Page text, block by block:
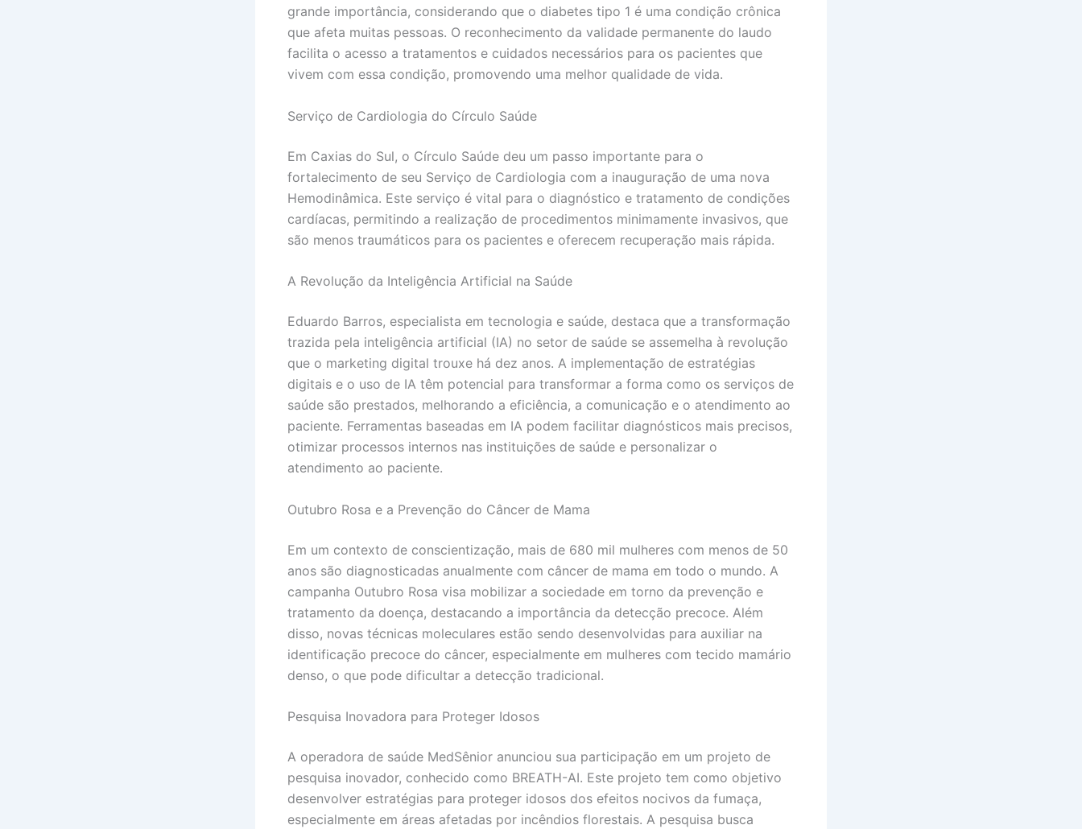
grande importância, considerando que o diabetes tipo 1 é uma condição crônica
que afeta muitas pessoas. O reconhecimento da validade permanente do laudo
facilita o acesso a tratamentos e cuidados necessários para os pacientes que
vivem com essa condição, promovendo uma melhor qualidade de vida.
Serviço de Cardiologia do Círculo Saúde
Em Caxias do Sul, o Círculo Saúde deu um passo importante para o
fortalecimento de seu Serviço de Cardiologia com a inauguração de uma nova
Hemodinâmica. Este serviço é vital para o diagnóstico e tratamento de condições
cardíacas, permitindo a realização de procedimentos minimamente invasivos, que
são menos traumáticos para os pacientes e oferecem recuperação mais rápida.
A Revolução da Inteligência Artificial na Saúde
Eduardo Barros, especialista em tecnologia e saúde, destaca que a transformação
trazida pela inteligência artificial (IA) no setor de saúde se assemelha à revolução
que o marketing digital trouxe há dez anos. A implementação de estratégias
digitais e o uso de IA têm potencial para transformar a forma como os serviços de
saúde são prestados, melhorando a eficiência, a comunicação e o atendimento ao
paciente. Ferramentas baseadas em IA podem facilitar diagnósticos mais precisos,
otimizar processos internos nas instituições de saúde e personalizar o
atendimento ao paciente.
Outubro Rosa e a Prevenção do Câncer de Mama
Em um contexto de conscientização, mais de 680 mil mulheres com menos de 50
anos são diagnosticadas anualmente com câncer de mama em todo o mundo. A
campanha Outubro Rosa visa mobilizar a sociedade em torno da prevenção e
tratamento da doença, destacando a importância da detecção precoce. Além
disso, novas técnicas moleculares estão sendo desenvolvidas para auxiliar na
identificação precoce do câncer, especialmente em mulheres com tecido mamário
denso, o que pode dificultar a detecção tradicional.
Pesquisa Inovadora para Proteger Idosos
A operadora de saúde MedSênior anunciou sua participação em um projeto de
pesquisa inovador, conhecido como BREATH-AI. Este projeto tem como objetivo
desenvolver estratégias para proteger idosos dos efeitos nocivos da fumaça,
especialmente em áreas afetadas por incêndios florestais. A pesquisa busca